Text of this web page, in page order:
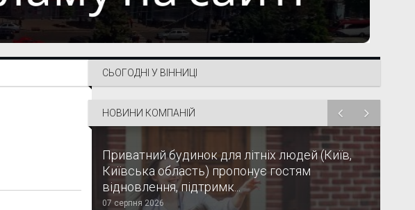
СЬОГОДНІ У ВІННИЦІ
НОВИНИ КОМПАНІЙ
Приватний будинок для літніх людей (Київ,
Київська область) пропонує гостям
відновлення, підтримк...
07 серпня 2026